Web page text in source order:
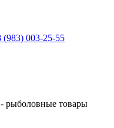
(983) 003-25-55
рыболовные товары